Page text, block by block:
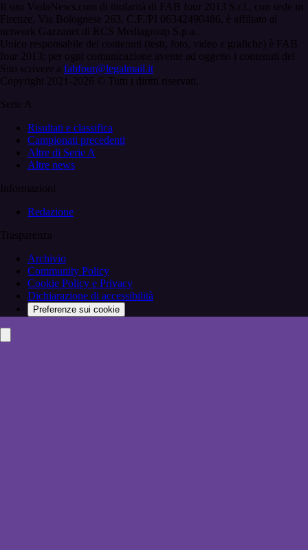
Il sito ViolaNews.com di titolarità di FAB four 2013 S.r.l., con sede in
Firenze, Via Bolognese 263, C.F./PI 06342490486, è affiliato al
network Gazzanet di RCS Mediagroup S.p.a..
Unico responsabile dei contenuti (testi, foto, video e grafiche) è FAB
four 2013; per ogni comunicazione avente ad oggetto i contenuti del
Sito scrivere a fabfour@legalmail.it
Copyright 2021-2026 © Tutti i diritti riservati.
Serie A
Risultati e classifica
Campionati precedenti
Altre di Serie A
Altre news
Informazioni
Redazione
Trasparenza
Archivio
Community Policy
Cookie Policy e Privacy
Dichiarazione di accessibilità
Preferenze sui cookie